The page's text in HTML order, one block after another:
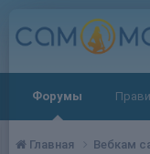
Форумы
Главная Вебкам